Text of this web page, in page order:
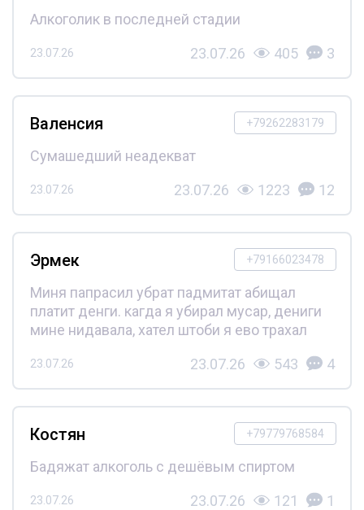
Алкоголик в последней стадии
23.07.26 23.07.26 405 3
+79262283179
Валенсия
Сумашедший неадекват
23.07.26 23.07.26 1223 12
+79166023478
Эрмек
Миня папрасил убрат падмитат абищал
платит денги. кагда я убирал мусар, дениги
мине нидавала, хател штоби я ево трахал
23.07.26 23.07.26 543 4
+79779768584
Костян
Бадяжат алкоголь с дешёвым спиртом
23.07.26 23.07.26 121 1